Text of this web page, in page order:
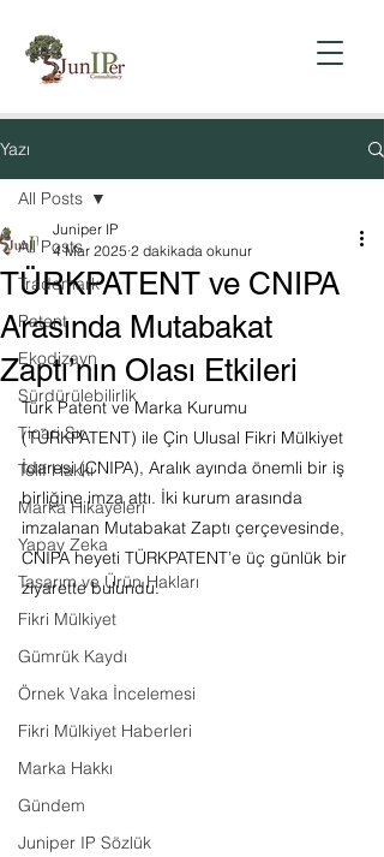
Yazı
All Posts
Trademark
Patent
Ekodizayn
Sürdürülebilirlik
Ticari Sır
Telif Hakkı
Marka Hikayeleri
Yapay Zeka
Tasarım ve Ürün Hakları
Fikri Mülkiyet
Gümrük Kaydı
Örnek Vaka İncelemesi
Fikri Mülkiyet Haberleri
Marka Hakkı
Gündem
Juniper IP Sözlük
All Posts
TÜRKPATENT ve CNIPA
Arasında Mutabakat
Zaptı’nın Olası Etkileri
Juniper IP
4 Mar 2025 2 dakikada okunur
Türk Patent ve Marka Kurumu
(TÜRKPATENT) ile Çin Ulusal Fikri Mülkiyet
İdaresi (CNIPA), Aralık ayında önemli bir iş
birliğine imza attı. İki kurum arasında
imzalanan Mutabakat Zaptı çerçevesinde,
CNIPA heyeti TÜRKPATENT’e üç günlük bir
ziyarette bulundu.